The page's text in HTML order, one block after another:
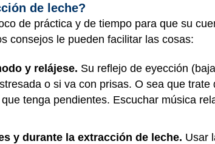
de leche?
de práctica y de tiempo para que su
consejos le pueden facilitar las cosas:
y relájese. Su reflejo de eyección
o si va con prisas. O sea que
tenga pendientes. Escuchar música
y durante la extracción de leche. Usar